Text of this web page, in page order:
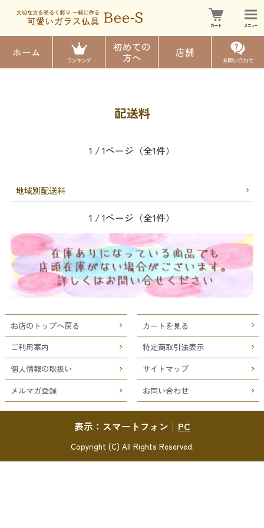
ホーム
初めての
方へ
店舗
配送料
1 / 1ページ（全1件）
地域別配送料
1 / 1ページ（全1件）
お店のトップへ戻る
カートを見る
ご利用案内
特定商取引法表示
個人情報の取扱い
サイトマップ
メルマガ登録
お問い合わせ
表示：スマートフォン｜ PC
Copyright (C) All Rights Reserved.